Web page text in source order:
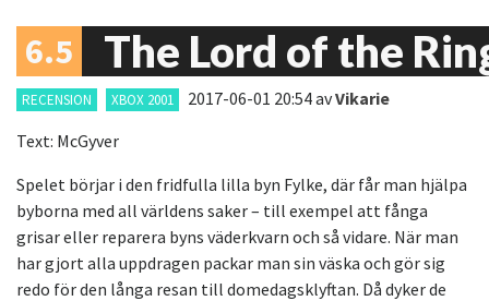
6.5 The Lord of the
RECENSION XBOX 2001 2017-06-01 20:54avVikarie
Text: McGyver
Spelet börjar i den fridfulla lilla byn Fylke, där får man hjälpa
byborna med all världens saker – till exempel att fånga
grisar eller reparera byns väderkvarn och så vidare. När man
har gjort alla uppdragen packar man sin väska och gör sig
redo för den långa resan till domedagsklyftan. Då dyker de